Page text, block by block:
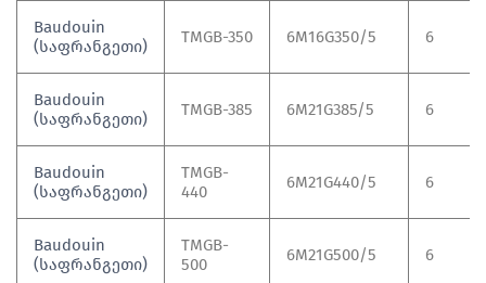
Baudouin
(საფრანგეთი)
TMGB-350 6M16G350/5 6
Baudouin
(საფრანგეთი)
TMGB-385 6M21G385/5 6
Baudouin
(საფრანგეთი)
TMGB-
440
6M21G440/5 6
Baudouin
(საფრანგეთი)
TMGB-
500
6M21G500/5 6